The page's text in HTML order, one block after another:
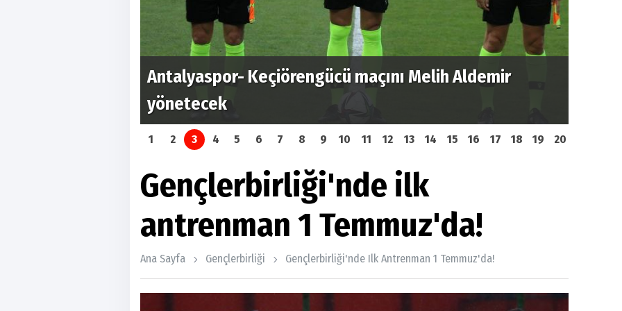
Antalyaspor- Keçiörengücü maçını Melih Aldemir
yönetecek
1 2 3 4 5 6 7 8 9 10 11 12 13 14 15 16 17 18 19 20
Gençlerbirliği'nde ilk
antrenman 1 Temmuz'da!
Ana Sayfa Gençlerbirliği Gençlerbirliği'nde Ilk Antrenman 1 Temmuz'da!